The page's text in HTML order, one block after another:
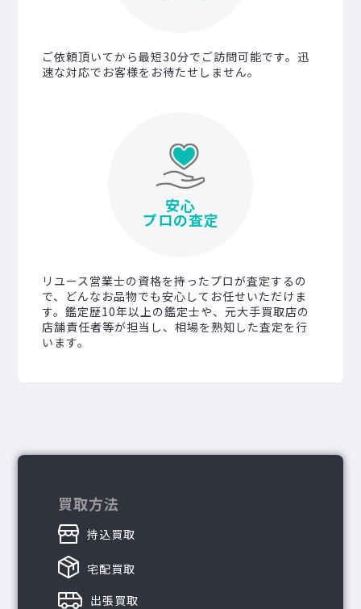
買取方法
持込買取
宅配買取
出張買取
ご依頼頂いてから最短30分でご訪問可能です。迅
速な対応でお客様をお待たせしません。
安心
プロの査定
リユース営業士の資格を持ったプロが査定するの
で、どんなお品物でも安心してお任せいただけま
す。鑑定歴10年以上の鑑定士や、元大手買取店の
店舗責任者等が担当し、相場を熟知した査定を行
います。